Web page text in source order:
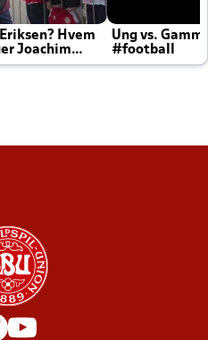
Hvem
Joachim
Ung vs.
#football